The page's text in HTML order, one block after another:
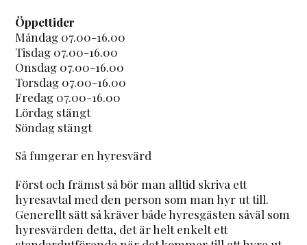
Öppettider
Måndag 07.00-16.00
Tisdag 07.00-16.00
Onsdag 07.00-16.00
Torsdag 07.00-16.00
Fredag 07.00-16.00
Lördag stängt
Söndag stängt
Så fungerar en hyresvärd
Först och främst så bör man alltid skriva ett
hyresavtal med den person som man hyr ut till.
Generellt sätt så kräver både hyresgästen såväl som
hyresvärden detta, det är helt enkelt ett